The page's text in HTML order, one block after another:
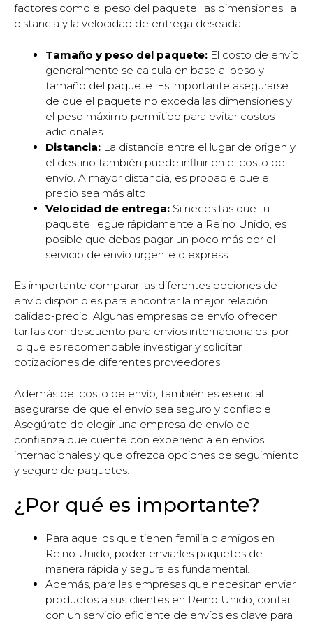
factores como el peso del paquete, las dimensiones, la
distancia y la velocidad de entrega deseada.
Tamaño y peso del paquete: El costo de envío
generalmente se calcula en base al peso y
tamaño del paquete. Es importante asegurarse
de que el paquete no exceda las dimensiones y
el peso máximo permitido para evitar costos
adicionales.
Distancia: La distancia entre el lugar de origen y
el destino también puede influir en el costo de
envío. A mayor distancia, es probable que el
precio sea más alto.
Velocidad de entrega: Si necesitas que tu
paquete llegue rápidamente a Reino Unido, es
posible que debas pagar un poco más por el
servicio de envío urgente o express.
Es importante comparar las diferentes opciones de
envío disponibles para encontrar la mejor relación
calidad-precio. Algunas empresas de envío ofrecen
tarifas con descuento para envíos internacionales, por
lo que es recomendable investigar y solicitar
cotizaciones de diferentes proveedores.
Además del costo de envío, también es esencial
asegurarse de que el envío sea seguro y confiable.
Asegúrate de elegir una empresa de envío de
confianza que cuente con experiencia en envíos
internacionales y que ofrezca opciones de seguimiento
y seguro de paquetes.
¿Por qué es importante?
Para aquellos que tienen familia o amigos en
Reino Unido, poder enviarles paquetes de
manera rápida y segura es fundamental.
Además, para las empresas que necesitan enviar
productos a sus clientes en Reino Unido, contar
con un servicio eficiente de envíos es clave para